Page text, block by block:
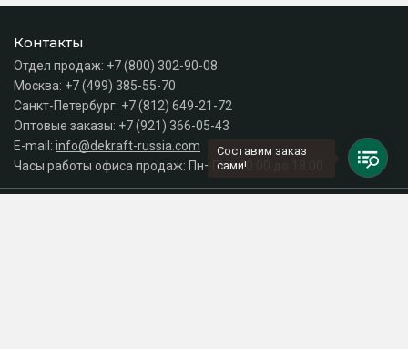
Контакты
Отдел продаж: +7 (800) 302-90-08
Москва: +7 (499) 385-55-70
Санкт-Петербург: +7 (812) 649-21-72
Оптовые заказы: +7 (921) 366-05-43
E-mail: info@dekraft-russia.com
Часы работы офиса продаж: Пн–Пт с 10:00 до 18:00
Составим заказ
сами!